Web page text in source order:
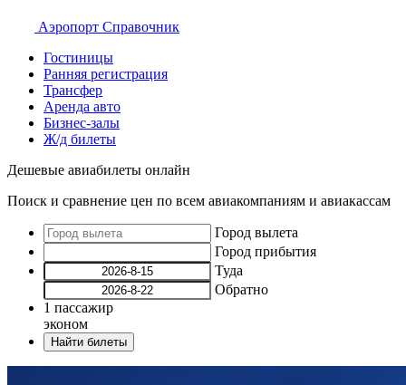
Аэропорт Справочник
Гостиницы
Ранняя регистрация
Трансфер
Аренда авто
Бизнес-залы
Ж/д билеты
Дешевые авиабилеты онлайн
Поиск и сравнение цен по всем авиакомпаниям и авиакассам
Город вылета
Город прибытия
Туда
Обратно
1 пассажир
эконом
Найти билеты